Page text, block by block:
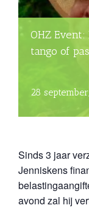
OHZ
tango of
28
Sinds 3 jaar
Jenniskens
avond zal hij